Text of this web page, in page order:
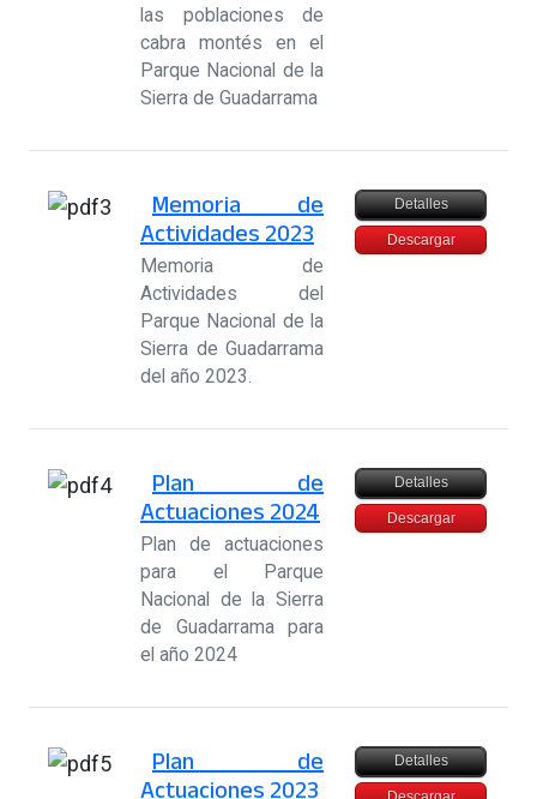
las poblaciones de
cabra montés en el
Parque Nacional de la
Sierra de Guadarrama
Memoria de
Actividades 2023
Memoria de
Actividades del
Parque Nacional de la
Sierra de Guadarrama
del año 2023.
Detalles
Descargar
Plan de
Actuaciones 2024
Plan de actuaciones
para el Parque
Nacional de la Sierra
de Guadarrama para
el año 2024
Detalles
Descargar
Plan de
Actuaciones 2023
Detalles